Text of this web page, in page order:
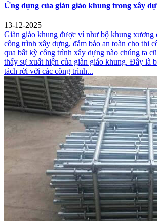
Ứng dụng của giàn giáo khung trong xây
13-12-2025
Giàn giáo khung được ví như bộ khung xương
công trình xây dựng, đảm bảo an toàn cho thi
qua bất kỳ công trình xây dựng nào chúng ta
thấy sự xuất hiện của giàn giáo khung. Đây là
tách rời với các công trình...